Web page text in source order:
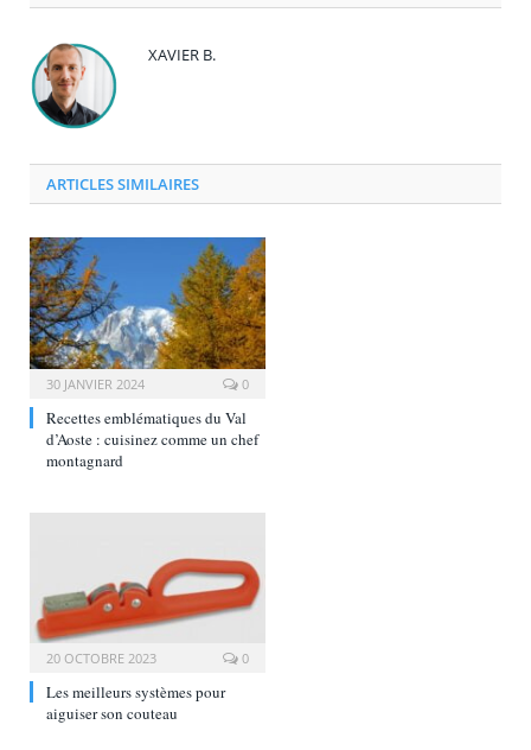
XAVIER B.
ARTICLES SIMILAIRES
30 JANVIER 2024 0
Recettes emblématiques du Val
d’Aoste : cuisinez comme un chef
montagnard
20 OCTOBRE 2023 0
Les meilleurs systèmes pour
aiguiser son couteau